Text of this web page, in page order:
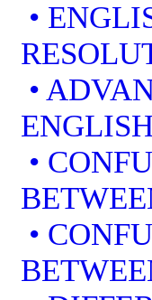
•
•
•
•